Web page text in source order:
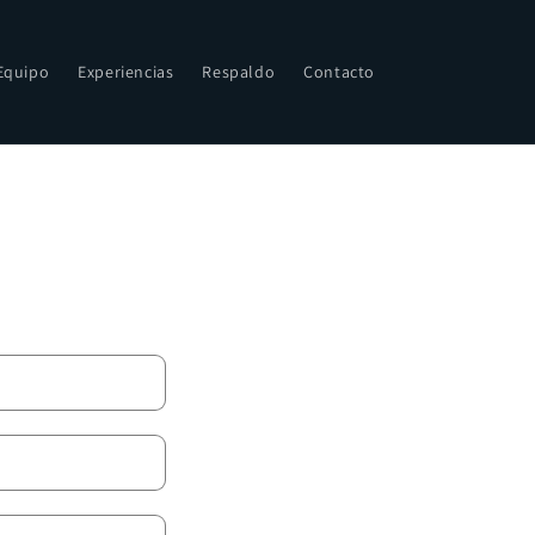
Experiencias Respaldo Contacto